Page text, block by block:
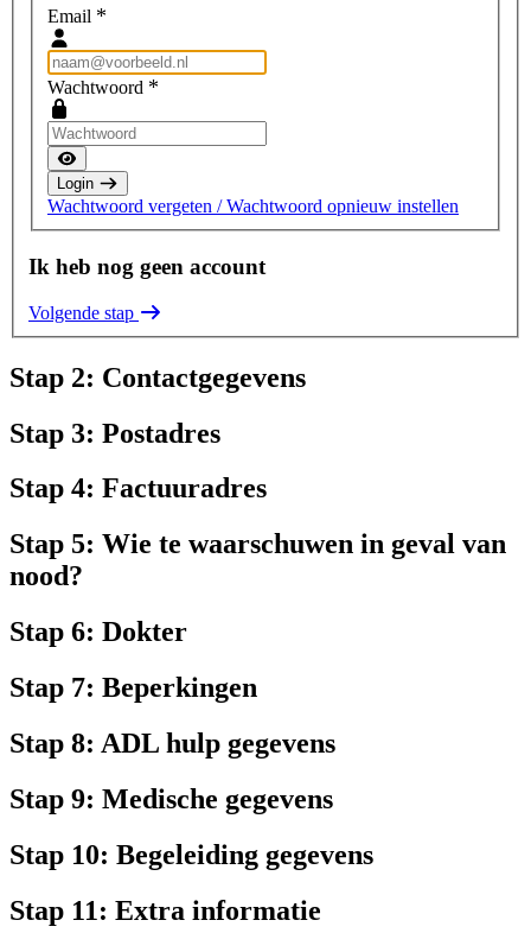
Email *
Wachtwoord *
Login
Wachtwoord vergeten / Wachtwoord opnieuw instellen
Ik heb nog geen account
Volgende stap
Stap 2: Contactgegevens
Stap 3: Postadres
Stap 4: Factuuradres
Stap 5: Wie te waarschuwen in geval van
nood?
Stap 6: Dokter
Stap 7: Beperkingen
Stap 8: ADL hulp gegevens
Stap 9: Medische gegevens
Stap 10: Begeleiding gegevens
Stap 11: Extra informatie